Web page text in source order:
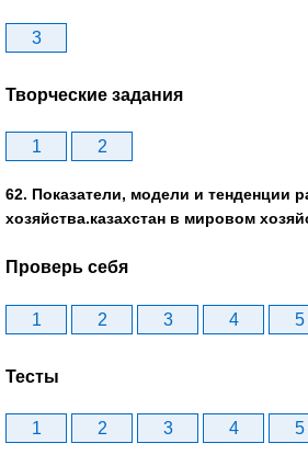
3
Творческие задания
1 2
62. Показатели, модели и тенденции
хозяйства.казахстан в мировом
Проверь себя
1 2 3 4 5
Тесты
1 2 3 4 5